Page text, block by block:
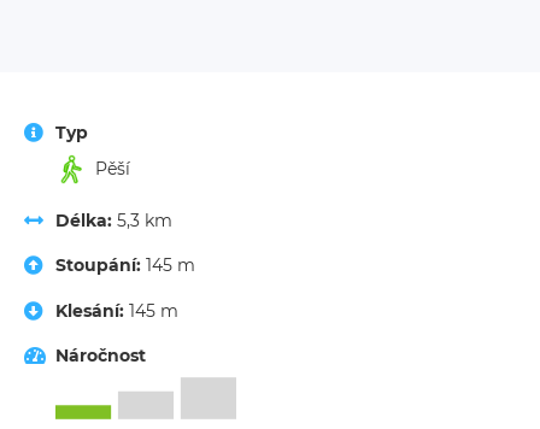
Typ
Pěší
Délka: 5,3 km
Stoupání: 145 m
Klesání: 145 m
Náročnost